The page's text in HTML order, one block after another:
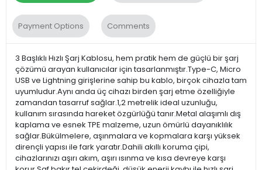
Payment Options Comments
3 Başlıklı Hızlı Şarj Kablosu, hem pratik hem de güçlü bir şarj
çözümü arayan kullanıcılar için tasarlanmıştır.Type-C, Micro
USB ve Lightning girişlerine sahip bu kablo, birçok cihazla tam
uyumludur.Aynı anda üç cihazı birden şarj etme özelliğiyle
zamandan tasarruf sağlar.1,2 metrelik ideal uzunluğu,
kullanım sırasında hareket özgürlüğü tanır.Metal alaşımlı dış
kaplama ve esnek TPE malzeme, uzun ömürlü dayanıklılık
sağlar.Bükülmelere, aşınmalara ve kopmalara karşı yüksek
dirençli yapısı ile fark yaratır.Dahili akıllı koruma çipi,
cihazlarınızı aşırı akım, aşırı ısınma ve kısa devreye karşı